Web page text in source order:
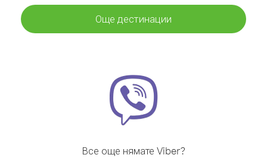
Още дестинации
Все още нямате Viber?